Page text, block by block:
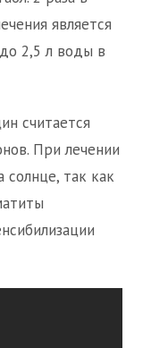
является
2,5 л воды в
считается
При лечении
солнце, так как